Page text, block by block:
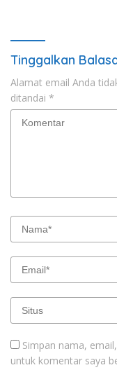
Tinggalkan
Alamat email Anda
ditandai *
Simpan nama,
untuk komentar saya